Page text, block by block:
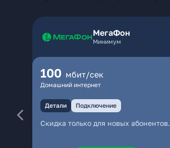
МегаФон
Минимум
100 мбит/сек
Домашний интернет
Детали Подключение
Скидка только для новых абонентов.